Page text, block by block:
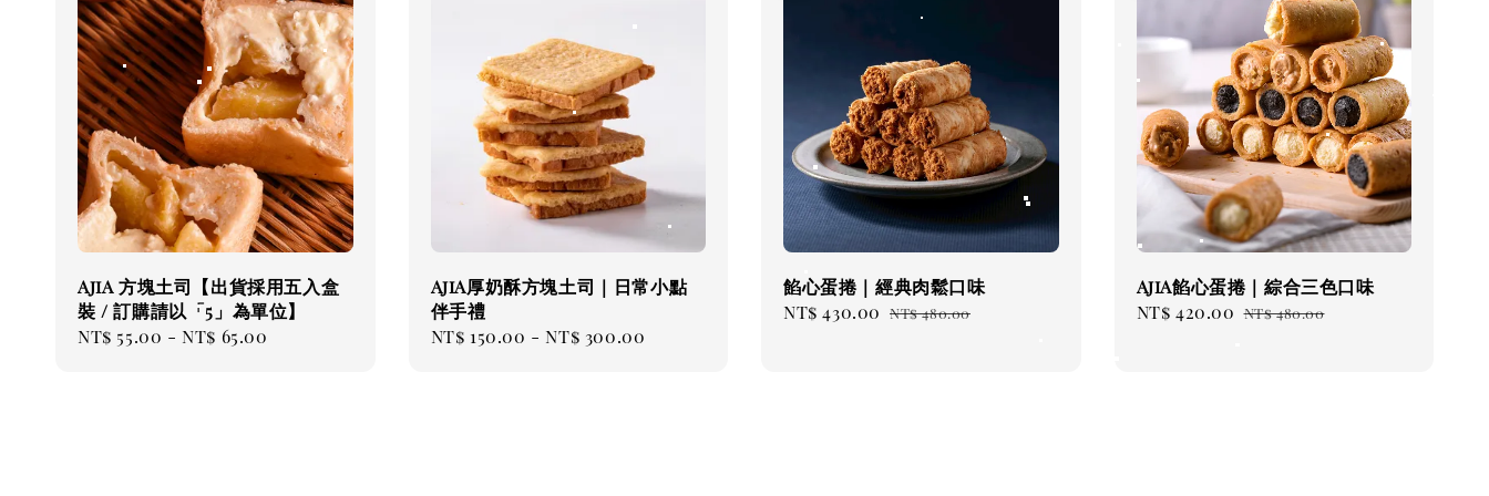
AjiA 方塊土司【出貨採用五入盒
裝 / 訂購請以「5」為單位】
Regular
NT$ 55.00 -NT$ 65.00
AjiA厚奶酥方塊土司｜日常小點
伴手禮
Regular
NT$ 150.00 -NT$ 300.00
餡心蛋捲｜經典肉鬆口味
Sale
NT$ 430.00 Regular
NT$ 480.00
AjiA餡心蛋捲｜綜合三色口味
Sale
NT$ 420.00 Regular
NT$ 480.00